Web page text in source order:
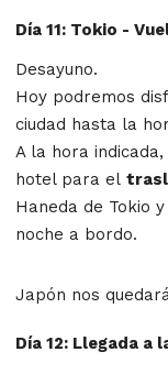
Día 11: Tokio -
Desayuno.
Hoy podremos
ciudad hasta la
A la hora
hotel para el
Haneda de Tokio
noche a bordo.
Japón nos
Día 12: Llegada a